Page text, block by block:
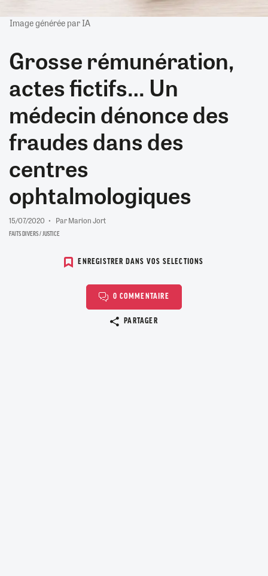
Image générée par IA
Grosse rémunération,
actes fictifs… Un
médecin dénonce des
fraudes dans des
centres
ophtalmologiques
15/07/2020 Par Marion Jort
FAITS DIVERS / JUSTICE
ENREGISTRER DANS VOS SELECTIONS
0 COMMENTAIRE
PARTAGER